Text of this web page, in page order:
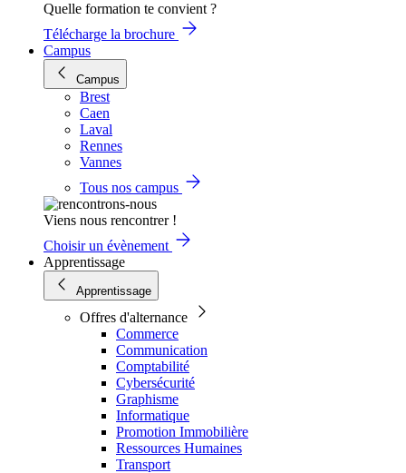
Quelle formation te convient ?
Télécharge la brochure
Campus
Campus
Brest
Caen
Laval
Rennes
Vannes
Tous nos campus
Viens nous rencontrer !
Choisir un évènement
Apprentissage
Apprentissage
Offres d'alternance
Commerce
Communication
Comptabilité
Cybersécurité
Graphisme
Informatique
Promotion Immobilière
Ressources Humaines
Transport